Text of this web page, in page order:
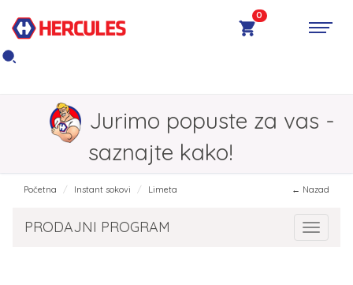
0
Jurimo popuste za vas -
saznajte kako!
Početna Instant sokovi Limeta ← Nazad
Toggle
PRODAJNI PROGRAM